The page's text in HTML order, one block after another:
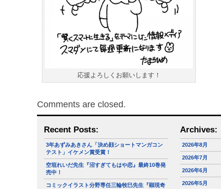
応援よろしくお願いします！
Comments are closed.
Recent Posts:
3年あずみあきさん「決め顔ショートマンガコン
テスト」イケメン賞受賞！
空垣れいだ先生『沼すぎてもはや恋』最終10巻発
売中！
コミックイラスト分野専任三輪牧巳先生『顕現奇
Archives:
2026年8月
2026年7月
2026年6月
2026年5月